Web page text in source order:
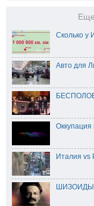
Сколько у
Авто для
Италия vs
ШИЗОИДЫ